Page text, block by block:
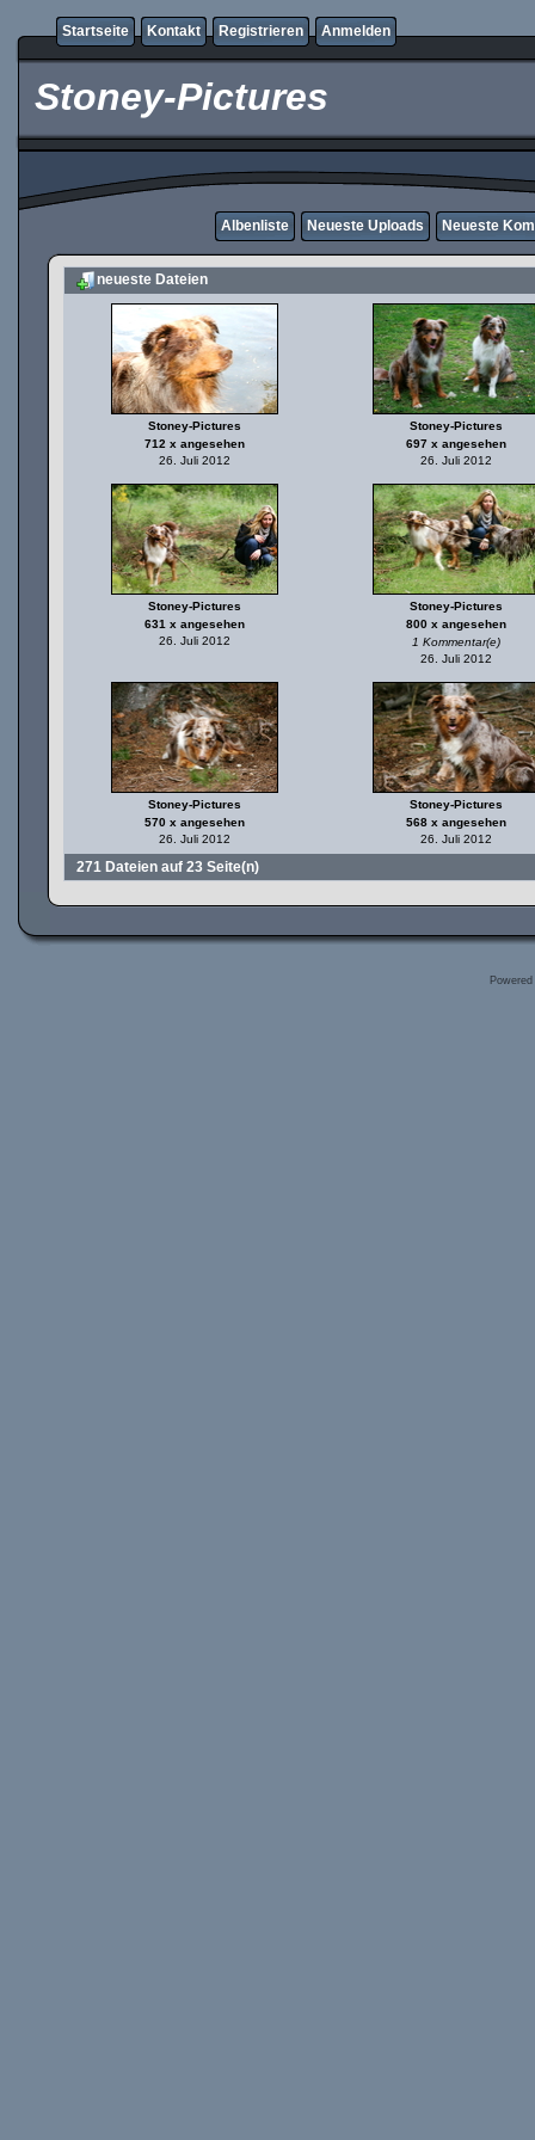
Startseite Kontakt Registrieren Anmelden
Stoney-Pictures
Albenliste Neueste Uploads Neueste
neueste Dateien
Stoney-Pictures
712 x angesehen
26. Juli 2012
Stoney-Pictures
697 x angesehen
26. Juli 2012
Stoney-Pictures
631 x angesehen
26. Juli 2012
Stoney-Pictures
800 x angesehen
1 Kommentar(e)
26. Juli 2012
Stoney-Pictures
570 x angesehen
26. Juli 2012
Stoney-Pictures
568 x angesehen
26. Juli 2012
271 Dateien auf 23 Seite(n)